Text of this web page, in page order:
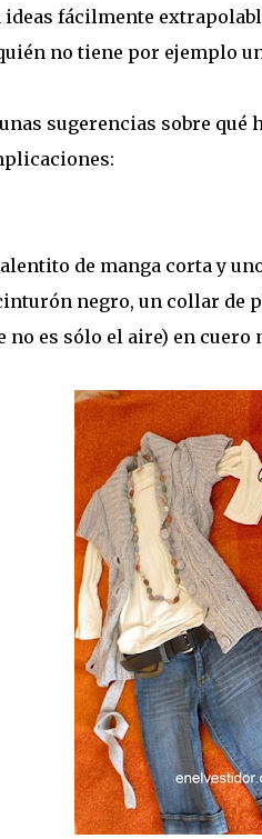
ideas fácilmente
no tiene por ejemplo
sugerencias sobre
de manga corta y
negro, un collar de
no es sólo el aire) en